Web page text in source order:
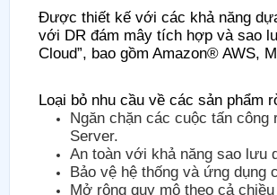
Được thiết kế với các khả năng
với DR đám mây tích hợp và sao
Cloud”, bao gồm Amazon®
Loại bỏ nhu cầu về các sản phẩm
Ngăn chặn các cuộc tấn
Server.
An toàn với khả năng sao lưu
Bảo vệ hệ thống và ứng dụng
Mở rộng quy mô theo cả